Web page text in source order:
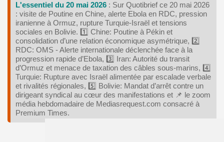
L'essentiel du 20 mai 2026 : Sur Quotibrief ce 20 mai 2026
: visite de Poutine en Chine, alerte Ebola en RDC, pression
iranienne à Ormuz, rupture Turquie‑Israël et tensions
sociales en Bolivie. 1️⃣ Chine: Poutine à Pékin et
consolidation d’une relation économique asymétrique, 2️⃣
RDC: OMS - Alerte internationale déclenchée face à la
progression rapide d’Ebola, 3️⃣ Iran: Autorité du transit
d’Ormuz et menace de taxation des câbles sous‑marins, 4️⃣
Turquie: Rupture avec Israël alimentée par escalade verbale
et rivalités régionales, 5️⃣ Bolivie: Mandat d’arrêt contre un
dirigeant syndical au cœur des manifestations et 📌 le zoom
média hebdomadaire de Mediasrequest.com consacré à
Premium Times.